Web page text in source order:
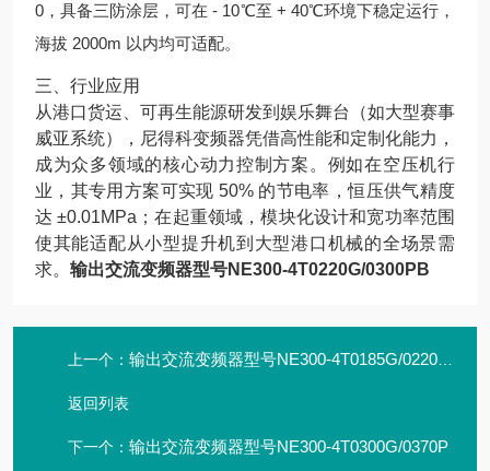
0，具备三防涂层，可在 - 10℃至 + 40℃环境下稳定运行，
海拔 2000m 以内均可适配。
三、行业应用
从港口货运、可再生能源研发到娱乐舞台（如大型赛事
威亚系统），尼得科变频器凭借高性能和定制化能力，
成为众多领域的核心动力控制方案。例如在空压机行
业，其专用方案可实现 50% 的节电率，恒压供气精度
达 ±0.01MPa；在起重领域，模块化设计和宽功率范围
使其能适配从小型提升机到大型港口机械的全场景需
求。 输出交流变频器型号NE300-4T0220G/0300PB
上一个： 输出交流变频器型号NE300-4T0185G/0220PB
返回列表
下一个： 输出交流变频器型号NE300-4T0300G/0370P